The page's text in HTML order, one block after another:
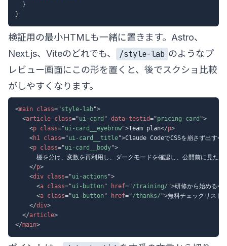
}
}
検証用の最小HTMLも一緒に置きます。Astro、
Next.js、Viteのどれでも、
/style-lab のようなプ
レビュー画面にこの形を置くと、後でスクショ比較
がしやすくなります。
<main class="style-lab">
<article class="ui-card " data-testid="pricing-card ">
<p class="ui-card__eyebrow">Team plan</p>
<h1 class="ui-card__title">Claude CodeでCSSを崩さず出す</
<p class="ui-card__body">
棚を分け、変数を再利用し、ダークモードを確認し、公開前に見た目
</p>
<div class="ui-actions ">
<a class="ui-button" href="/training/ ">研修から始める</
<a class="ui-button" href="/thanks/ ">無料チェックリスト
</div>
</article>
</main>